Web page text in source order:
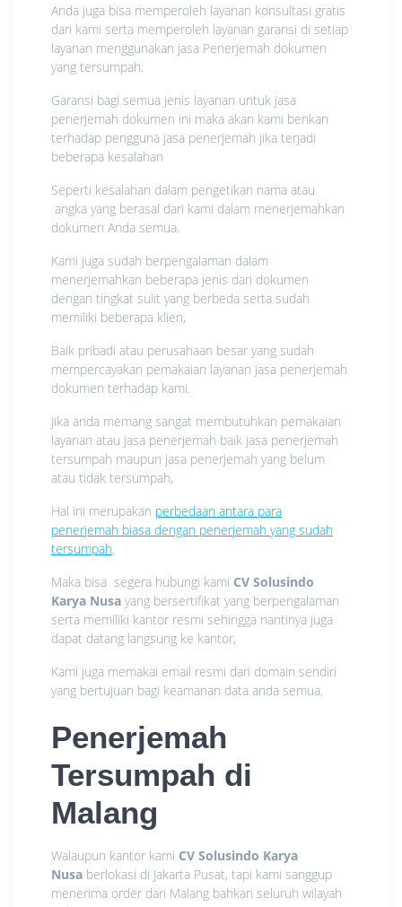
Anda juga bisa memperoleh layanan konsultasi gratis
dari kami serta memperoleh layanan garansi di setiap
layanan menggunakan jasa Penerjemah dokumen
yang tersumpah.
Garansi bagi semua jenis layanan untuk jasa
penerjemah dokumen ini maka akan kami berikan
terhadap pengguna jasa penerjemah jika terjadi
beberapa kesalahan
Seperti kesalahan dalam pengetikan nama atau
angka yang berasal dari kami dalam menerjemahkan
dokumen Anda semua.
Kami juga sudah berpengalaman dalam
menerjemahkan beberapa jenis dari dokumen
dengan tingkat sulit yang berbeda serta sudah
memiliki beberapa klien,
Baik pribadi atau perusahaan besar yang sudah
mempercayakan pemakaian layanan jasa penerjemah
dokumen terhadap kami.
Jika anda memang sangat membutuhkan pemakaian
layanan atau jasa penerjemah baik jasa penerjemah
tersumpah maupun jasa penerjemah yang belum
atau tidak tersumpah,
Hal ini merupakan perbedaan antara para
penerjemah biasa dengan penerjemah yang sudah
tersumpah.
Maka bisa segera hubungi kami CV Solusindo
Karya Nusa yang bersertifikat yang berpengalaman
serta memiliki kantor resmi sehingga nantinya juga
dapat datang langsung ke kantor,
Kami juga memakai email resmi dari domain sendiri
yang bertujuan bagi keamanan data anda semua.
Penerjemah
Tersumpah di
Malang
Walaupun kantor kami CV Solusindo Karya
Nusa berlokasi di Jakarta Pusat, tapi kami sanggup
menerima order dari Malang bahkan seluruh wilayah